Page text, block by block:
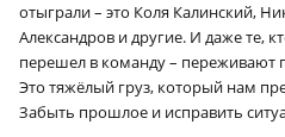
отыграли – это Коля Калинский,
Александров и другие. И даже те,
перешел в команду – переживают
Это тяжёлый груз, который нам
Забыть прошлое и исправить